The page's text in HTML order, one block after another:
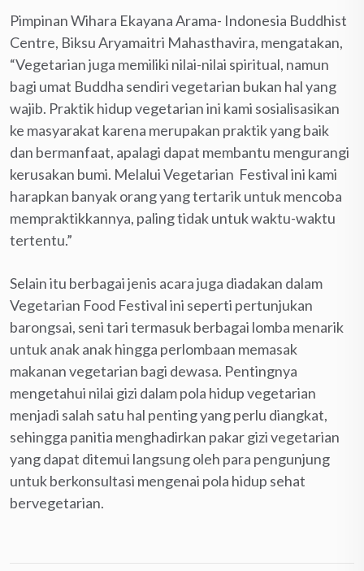
Pimpinan Wihara Ekayana Arama- Indonesia Buddhist
Centre, Biksu Aryamaitri Mahasthavira, mengatakan,
“Vegetarian juga memiliki nilai-nilai spiritual, namun
bagi umat Buddha sendiri vegetarian bukan hal yang
wajib. Praktik hidup vegetarian ini kami sosialisasikan
ke masyarakat karena merupakan praktik yang baik
dan bermanfaat, apalagi dapat membantu mengurangi
kerusakan bumi. Melalui Vegetarian Festival ini kami
harapkan banyak orang yang tertarik untuk mencoba
mempraktikkannya, paling tidak untuk waktu-waktu
tertentu.”
Selain itu berbagai jenis acara juga diadakan dalam
Vegetarian Food Festival ini seperti pertunjukan
barongsai, seni tari termasuk berbagai lomba menarik
untuk anak anak hingga perlombaan memasak
makanan vegetarian bagi dewasa. Pentingnya
mengetahui nilai gizi dalam pola hidup vegetarian
menjadi salah satu hal penting yang perlu diangkat,
sehingga panitia menghadirkan pakar gizi vegetarian
yang dapat ditemui langsung oleh para pengunjung
untuk berkonsultasi mengenai pola hidup sehat
bervegetarian.